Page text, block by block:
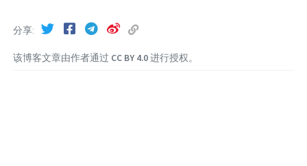
该博客文章由作者通过 CC BY 4.0进行授权。
分享